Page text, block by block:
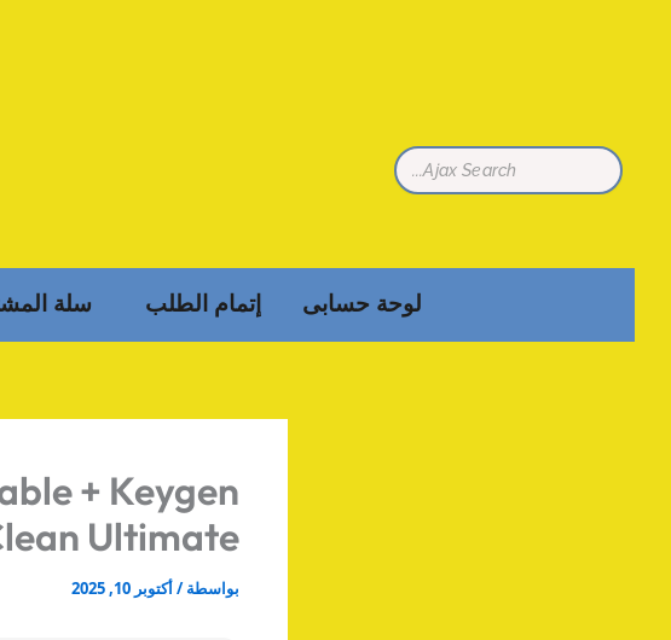
لوحة حسابى إتمام الطلب سلة
+ Keygen
Ultimate
بواسطة /أكتوبر 10, 2025